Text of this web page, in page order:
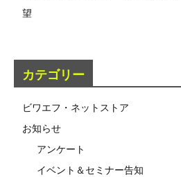
望
カテゴリー
ビワエフ・ネットストア
お知らせ
アンケート
イベント＆セミナー告知